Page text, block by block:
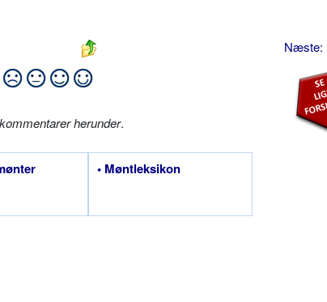
Næste:
herunder.
• Møntleksikon